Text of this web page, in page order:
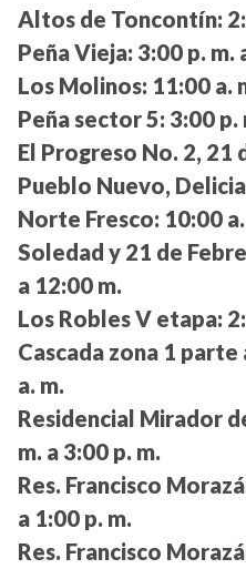
Altos de Toncontín:
Peña Vieja: 3:00 p. m.
Los Molinos: 11:00 a.
Peña sector 5: 3:00 p.
El Progreso No. 2, 21
Pueblo Nuevo,
Norte Fresco: 10:00
Soledad y 21 de
a 12:00 m.
Los Robles V etapa:
Cascada zona 1 parte
a. m.
Residencial Mirador
m. a 3:00 p. m.
Res. Francisco
a 1:00 p. m.
Res. Francisco